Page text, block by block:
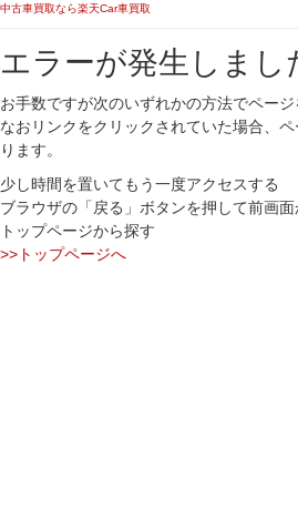
中古車買取なら楽天Car車買取
エラーが発生しまし
お手数ですが次のいずれかの方法でページ
なおリンクをクリックされていた場合、
ります。
少し時間を置いてもう一度アクセスする
ブラウザの「戻る」ボタンを押して前画
トップページから探す
>>トップページへ